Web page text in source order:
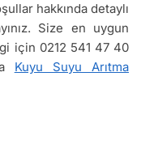
hakkında detaylı
Size en uygun
için 0212 541 47 40
Kuyu Suyu Arıtma